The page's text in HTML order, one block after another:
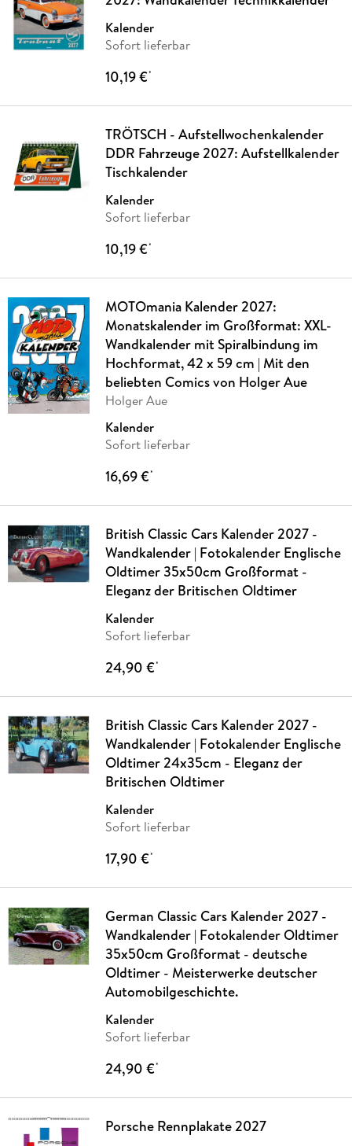
Kalender
Sofort lieferbar
10,19 €*
TRÖTSCH - Aufstellwochenkalender
DDR Fahrzeuge 2027: Aufstellkalender
Tischkalender
Kalender
Sofort lieferbar
10,19 €*
MOTOmania Kalender 2027:
Monatskalender im Großformat: XXL-
Wandkalender mit Spiralbindung im
Hochformat, 42 x 59 cm | Mit den
beliebten Comics von Holger Aue
Holger Aue
Kalender
Sofort lieferbar
16,69 €*
British Classic Cars Kalender 2027 -
Wandkalender | Fotokalender Englische
Oldtimer 35x50cm Großformat -
Eleganz der Britischen Oldtimer
Kalender
Sofort lieferbar
24,90 €*
British Classic Cars Kalender 2027 -
Wandkalender | Fotokalender Englische
Oldtimer 24x35cm - Eleganz der
Britischen Oldtimer
Kalender
Sofort lieferbar
17,90 €*
German Classic Cars Kalender 2027 -
Wandkalender | Fotokalender Oldtimer
35x50cm Großformat - deutsche
Oldtimer - Meisterwerke deutscher
Automobilgeschichte.
Kalender
Sofort lieferbar
24,90 €*
Porsche Rennplakate 2027